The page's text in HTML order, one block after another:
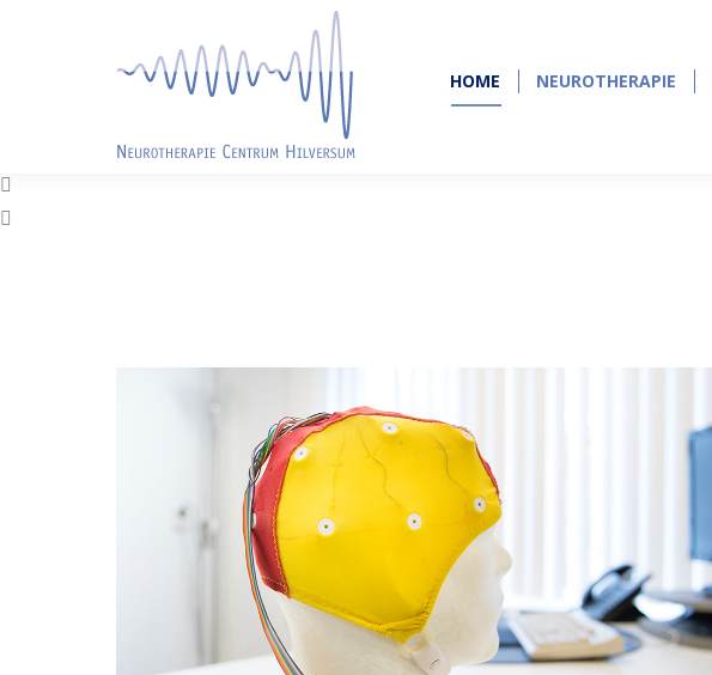
HOME NEUROTHERAPIE
HOME NEUROTHERAPIE